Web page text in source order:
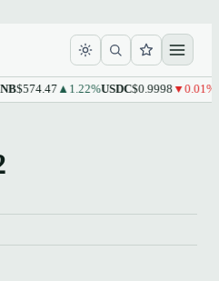
$574.47▲1.22%USDC$0.9998▼0.01%